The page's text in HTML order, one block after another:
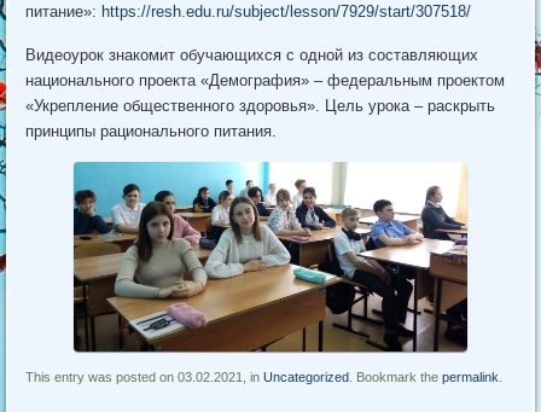
питание»: https://resh.edu.ru/subject/lesson/7929/start/307518/
Видеоурок знакомит обучающихся с одной из составляющих
национального проекта «Демография» – федеральным проектом
«Укрепление общественного здоровья». Цель урока – раскрыть
принципы рационального питания.
This entry was posted on 03.02.2021, inUncategorized . Bookmark thepermalink